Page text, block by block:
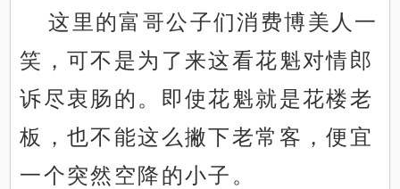
这里的富哥公子们消费博美人一
笑，可不是为了来这看花魁对情郎
诉尽衷肠的。即使花魁就是花楼老
板，也不能这么撇下老常客，便宜
一个突然空降的小子。